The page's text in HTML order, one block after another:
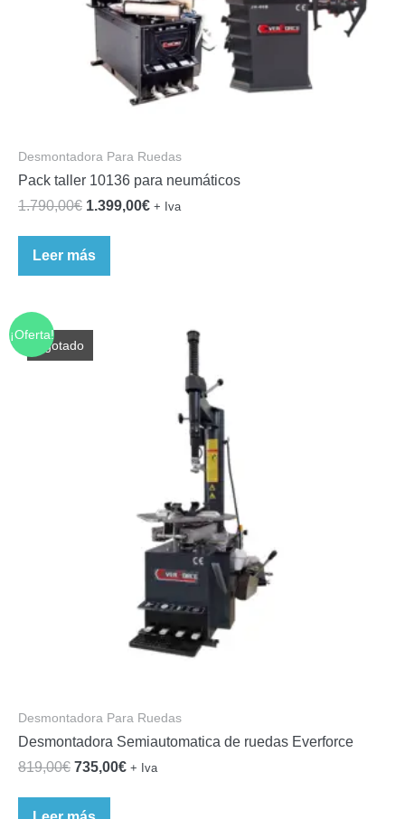
Desmontadora Para Ruedas
Pack taller 10136 para neumáticos
1.790,00€ El
original
era:
1.399,00€El+ Iva
Leer más
¡Oferta!
Agotado
Desmontadora Para Ruedas
Desmontadora Semiautomatica de ruedas Everforce
819,00€ El
original
735,00€El+ Iva